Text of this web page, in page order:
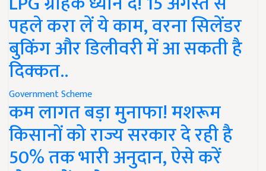
पहले करा लें ये काम, वरना सिलेंडर
बुकिंग और डिलीवरी में आ सकती है
दिक्कत..
Government Scheme
कम लागत बड़ा मुनाफा! मशरूम
किसानों को राज्य सरकार दे रही है
50% तक भारी अनुदान, ऐसे करें